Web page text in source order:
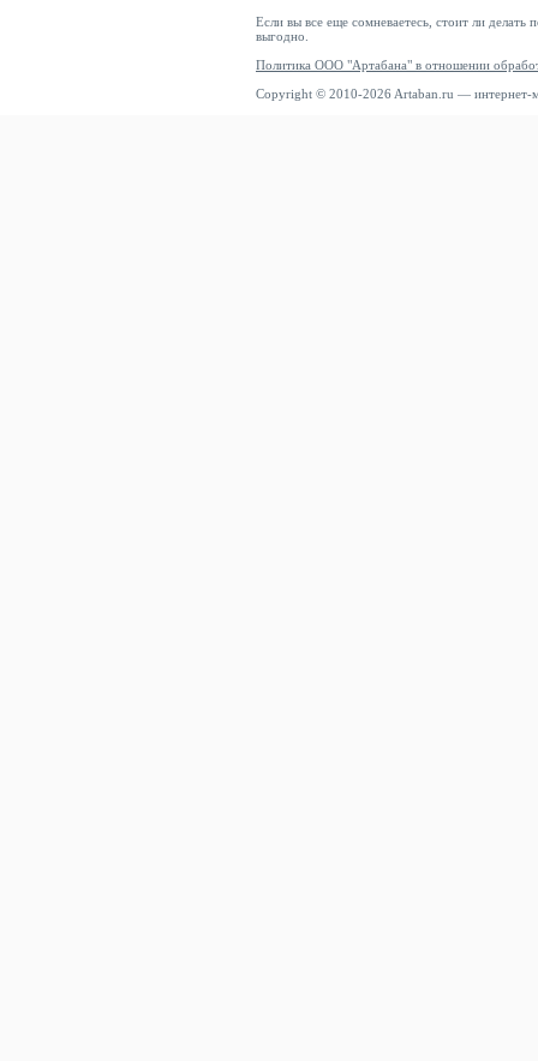
Если вы все еще сомневаетесь, стоит ли делать
выгодно.
Политика ООО "Артабана" в отношении
Copyright © 2010-2026 Artaban.ru — интернет-